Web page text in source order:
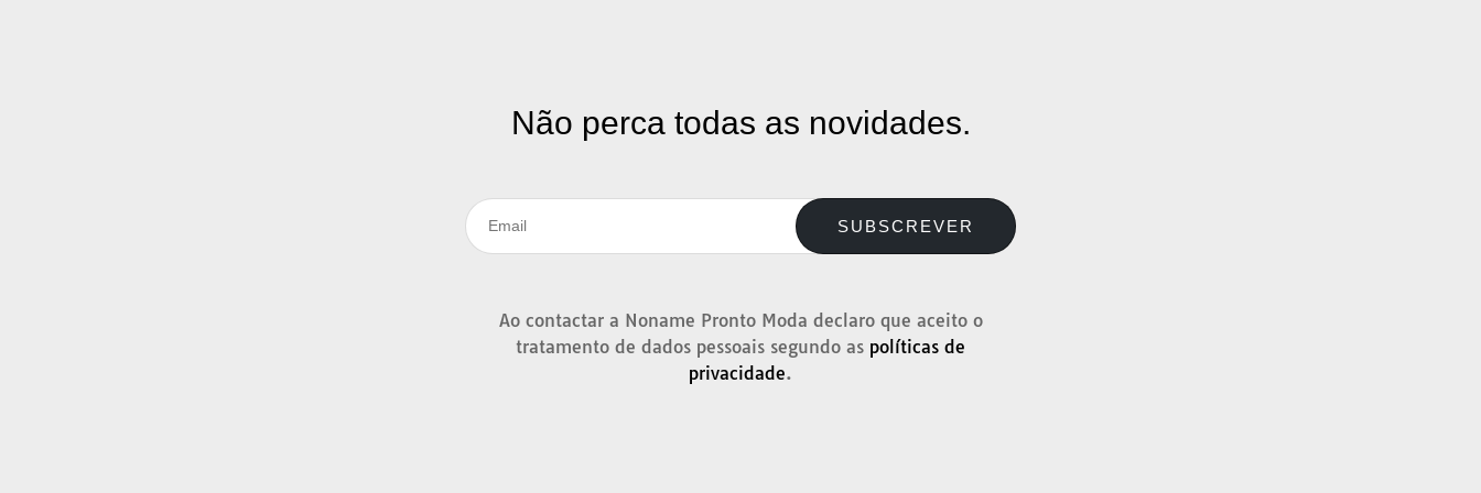
Não perca todas as novidades.
SUBSCREVER
Ao contactar a Noname Pronto Moda declaro que aceito o
tratamento de dados pessoais segundo as políticas de
privacidade.